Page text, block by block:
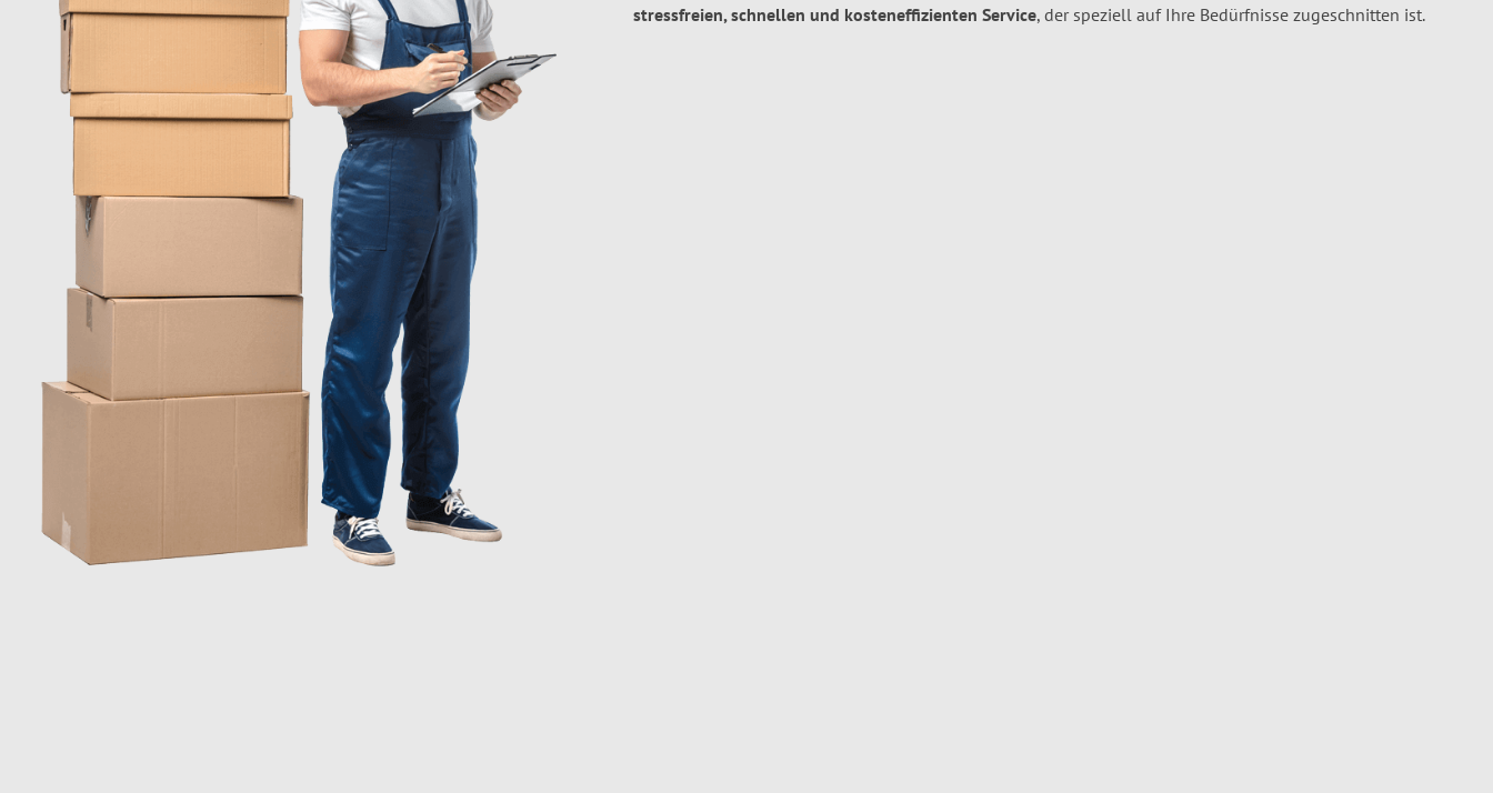
stressfreien, schnellen und kosteneffizienten Service, der speziell auf Ihre Bedürfnisse zugeschnitten ist.